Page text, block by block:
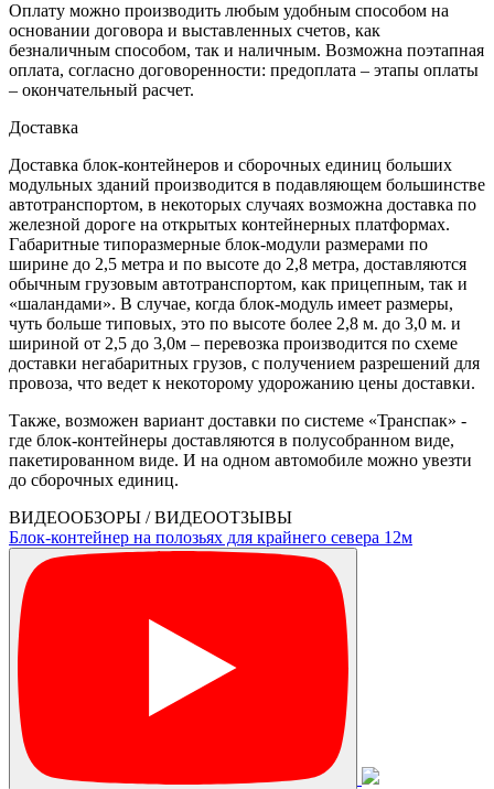
Оплату можно производить любым удобным способом на
основании договора и выставленных счетов, как
безналичным способом, так и наличным. Возможна поэтапная
оплата, согласно договоренности: предоплата – этапы оплаты
– окончательный расчет.
Доставка
Доставка блок-контейнеров и сборочных единиц больших
модульных зданий производится в подавляющем большинстве
автотранспортом, в некоторых случаях возможна доставка по
железной дороге на открытых контейнерных платформах.
Габаритные типоразмерные блок-модули размерами по
ширине до 2,5 метра и по высоте до 2,8 метра, доставляются
обычным грузовым автотранспортом, как прицепным, так и
«шаландами». В случае, когда блок-модуль имеет размеры,
чуть больше типовых, это по высоте более 2,8 м. до 3,0 м. и
шириной от 2,5 до 3,0м – перевозка производится по схеме
доставки негабаритных грузов, с получением разрешений для
провоза, что ведет к некоторому удорожанию цены доставки.
Также, возможен вариант доставки по системе «Транспак» -
где блок-контейнеры доставляются в полусобранном виде,
пакетированном виде. И на одном автомобиле можно увезти
до сборочных единиц.
ВИДЕООБЗОРЫ / ВИДЕООТЗЫВЫ
Блок-контейнер на полозьях для крайнего севера 12м